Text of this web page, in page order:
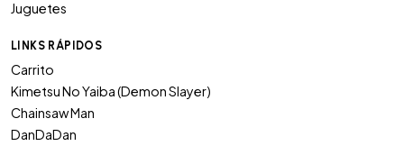
Juguetes
LINKS RÁPIDOS
Carrito
Kimetsu No Yaiba (Demon Slayer)
Chainsaw Man
DanDaDan